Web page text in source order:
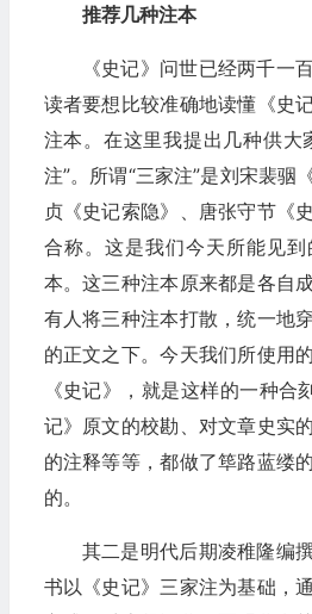
推荐几种注本
《史记》问世已经两千一
读者要想比较准确地读懂《史
注本。在这里我提出几种供大
注”。所谓“三家注”是刘宋裴骃
贞《史记索隐》、唐张守节《
合称。这是我们今天所能见
本。这三种注本原来都是各自
有人将三种注本打散，统一地
的正文之下。今天我们所使用
《史记》，就是这样的一种合
记》原文的校勘、对文章史实
的注释等等，都做了筚路蓝缕
的。
其二是明代后期凌稚隆编
书以《史记》三家注为基础，